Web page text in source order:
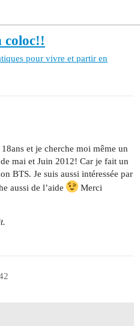
coloc!!
pour vivre et partir en
et je cherche moi même un
mai et Juin 2012! Car je fait un
BTS. Je suis aussi intéressée par
aussi de l’aide
Merci